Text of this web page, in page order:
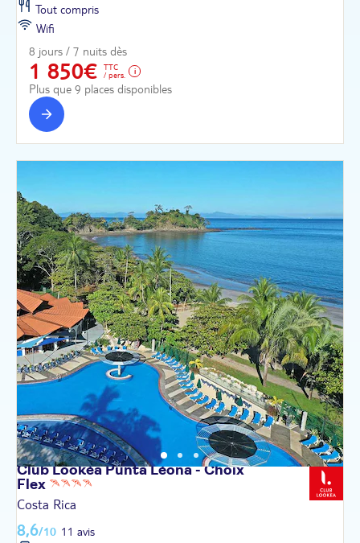
Tout compris
Wifi
8 jours / 7 nuits dès
1 850€
TTC
/ pers.
Plus que 9 places disponibles
Club Lookéa Punta Léona - Choix
Flex
Costa Rica
8,6/10 11 avis